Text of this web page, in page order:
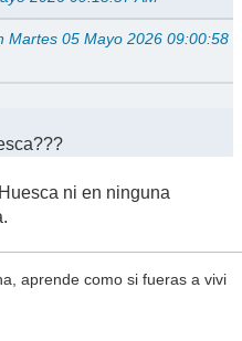
Martes 05 Mayo 2026 09:00:58
ni en ninguna
aprende como si fueras a vivi